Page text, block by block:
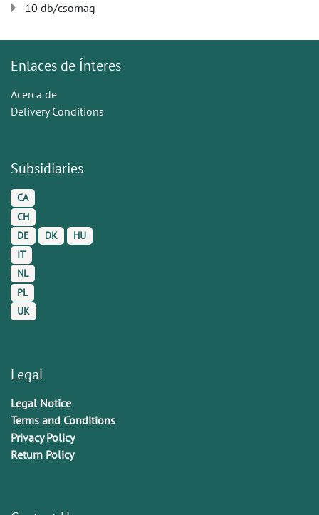
10 db/csomag
Enlaces de Ínteres
Acerca de
Delivery Conditions
Subsidiaries
CA
CH
DE
DK
HU
IT
NL
PL
UK
Legal
Legal Notice
Terms and Conditions
Privacy Policy
Return Policy